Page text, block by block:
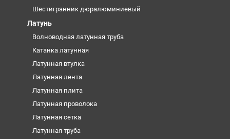
Шестигранник дюралюминиевый
Латунь
Волноводная латунная труба
Катанка латунная
Латунная втулка
Латунная лента
Латунная плита
Латунная проволока
Латунная сетка
Латунная труба